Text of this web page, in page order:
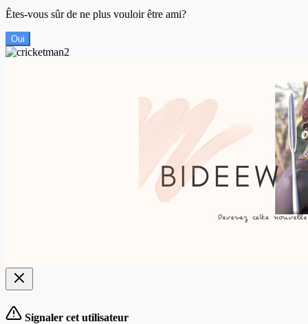
Êtes-vous sûr de ne plus vouloir être ami?
Oui
Signaler cet utilisateur